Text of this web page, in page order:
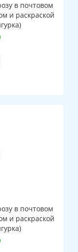
в почтовом
и раскраской
в почтовом
и раскраской